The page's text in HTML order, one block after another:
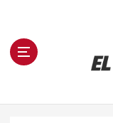
n El